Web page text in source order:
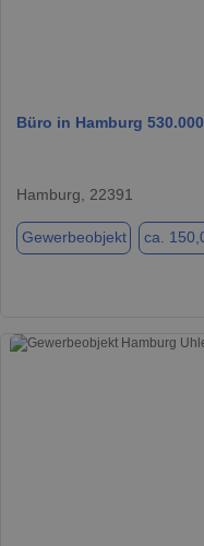
Büro in Hamburg 530.000
Hamburg, 22391
Gewerbeobjekt ca.